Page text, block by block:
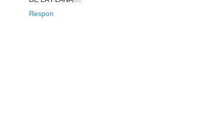
Respon